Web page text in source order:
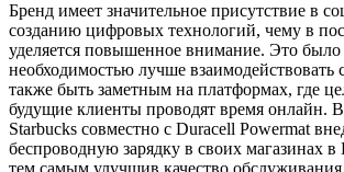
Бренд имеет значительное присутствие в
созданию цифровых технологий, чему в
уделяется повышенное внимание. Это
необходимостью лучше взаимодействовать
также быть заметным на платформах, где
будущие клиенты проводят время онлайн.
Starbucks совместно с Duracell Powermat
беспроводную зарядку в своих магазинах
тем самым улучшив качество